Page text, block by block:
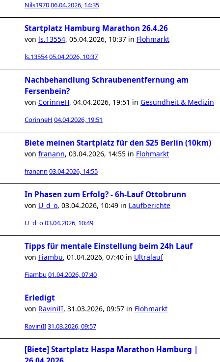
Nils197006.04.2026, 14:35
Startplatz Hamburg Marathon 26.4.26
von ls.13554, 05.04.2026, 10:37 in Flohmarkt
ls.1355405.04.2026, 10:37
Nachbehandlung Schraubenentfernung am
Fersenbein?
von CorinneH, 04.04.2026, 19:51 in Gesundheit & Medizin
CorinneH 04.04.2026, 19:51
Biete meinen Startplatz für den S25 Berlin (10km)
von franann, 03.04.2026, 14:55 in Flohmarkt
franann 03.04.2026, 14:55
In Phasen zum Erfolg? - 6h-Lauf Ottobrunn
von U_d_o, 03.04.2026, 10:49 in Laufberichte
U_d_o03.04.2026, 10:49
Tipps für mentale Einstellung beim 24h Lauf
von Fiambu, 01.04.2026, 07:40 in Ultralauf
Fiambu 01.04.2026, 07:40
Erledigt
von RaviniII, 31.03.2026, 09:57 in Flohmarkt
RaviniII31.03.2026, 09:57
[Biete] Startplatz Haspa Marathon Hamburg |